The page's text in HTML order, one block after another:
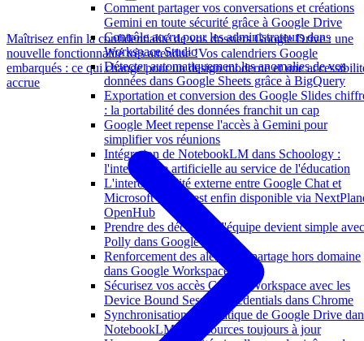
Comment partager vos conversations et créations
Gemini en toute sécurité grâce à Google Drive
Contrôle accru pour les administrateurs dans
Workspace Studio
Détecter automatiquement les anomalies de vos
données dans Google Sheets grâce à BigQuery
Exportation et conversion des Google Slides
: la portabilité des données franchit un cap
Google Meet repense l'accès à Gemini pour
simplifier vos réunions
Intégration de NotebookLM dans Schoology :
l'intelligence artificielle au service de l'éducation
L'interopérabilité externe entre Google Chat et
Microsoft Teams est enfin disponible via
OpenHub
Prendre des décisions d'équipe devient simple avec
Polly dans Google Chat
Renforcement des alertes de partage hors domaine
dans Google Workspace
Sécurisez vos accès Google Workspace avec les
Device Bound Session Credentials dans Chrome
Synchronisation automatique de Google Drive
NotebookLM : vos sources toujours à jour
Maîtrisez enfin la confidentialité de vos dossiers Google Drive : une
nouvelle fonctionnalité très attendue !Vos calendriers Google
embarqués : ce qui change pour un design moderne et une
accrue